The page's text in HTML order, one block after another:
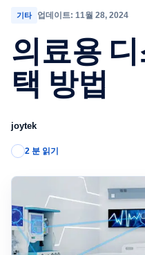
기타 업데이트: 11월 28, 2024
의료용
택 방법
joytek
2 분 읽기